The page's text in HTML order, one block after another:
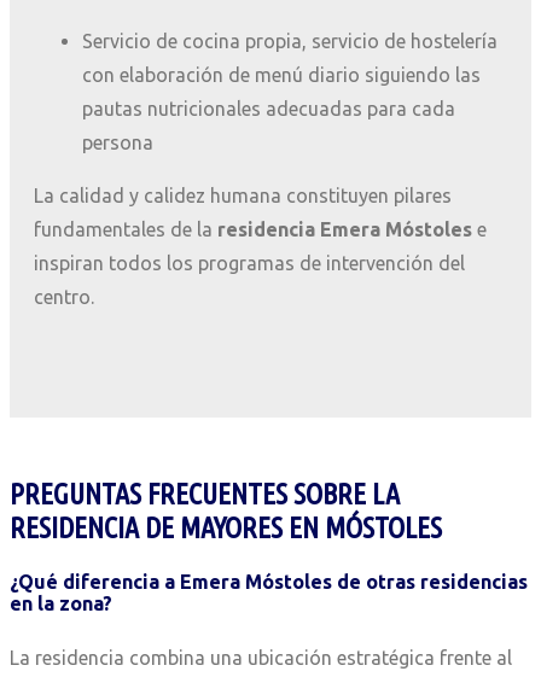
Servicio de cocina propia, servicio de hostelería
con elaboración de menú diario siguiendo las
pautas nutricionales adecuadas para cada
persona
La calidad y calidez humana constituyen pilares
fundamentales de la residencia Emera Móstoles e
inspiran todos los programas de intervención del
centro.
PREGUNTAS FRECUENTES SOBRE LA
RESIDENCIA DE MAYORES EN MÓSTOLES
¿Qué diferencia a Emera Móstoles de otras residencias
en la zona?
La residencia combina una ubicación estratégica frente al